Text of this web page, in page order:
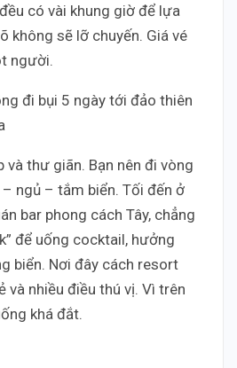
có vài khung giờ để lựa
không sẽ lỡ chuyến. Giá vé
người.
đi bụi 5 ngày tới đảo thiên
và thư giãn. Bạn nên đi vòng
ngủ – tắm biển. Tối đến ở
bar phong cách Tây, chẳng
để uống cocktail, hưởng
biển. Nơi đây cách resort
và nhiều điều thú vị. Vì trên
khá đắt.